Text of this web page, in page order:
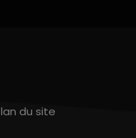
du site